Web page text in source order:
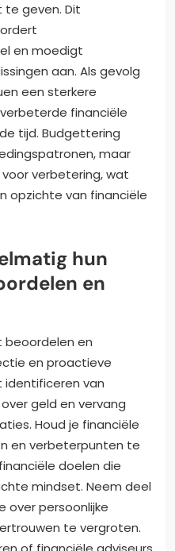
te geven. Dit
en moedigt
aan. Als gevolg
een sterkere
financiële
tijd. Budgettering
maar
verbetering, wat
opzichte van financiële
hun
en
beoordelen en
en proactieve
van
geld en vervang
Houd je financiële
en verbeterpunten te
doelen die
mindset. Neem deel
over persoonlijke
te vergroten.